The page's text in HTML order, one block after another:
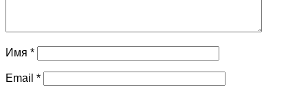
Имя *
Email *